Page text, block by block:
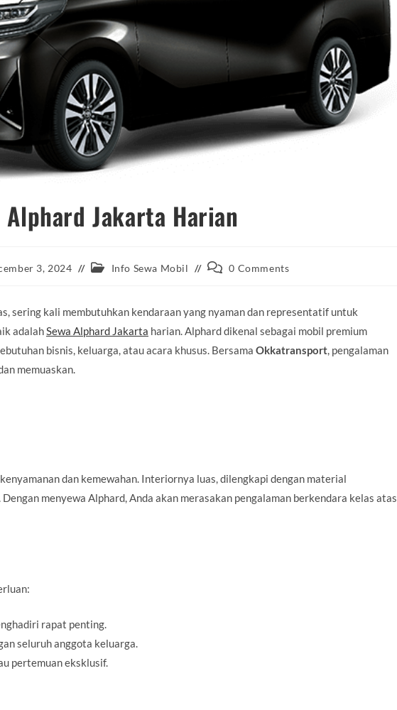
Alphard Jakarta Harian
3, 2024
Post Info Sewa Mobil
Post 0 Comments
sering kali membutuhkan kendaraan yang nyaman dan representatif untuk
adalah Sewa Alphard Jakarta harian. Alphard dikenal sebagai mobil premium
bisnis, keluarga, atau acara khusus. Bersama Okkatransport , pengalaman
memuaskan.
dan kemewahan. Interiornya luas, dilengkapi dengan material
menyewa Alphard, Anda akan merasakan pengalaman berkendara kelas atas
rapat penting.
seluruh anggota keluarga.
pertemuan eksklusif.